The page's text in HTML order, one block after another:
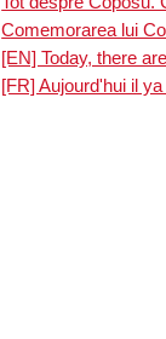
Comemorarea lui
[EN] Today, there
[FR] Aujourd'hui il